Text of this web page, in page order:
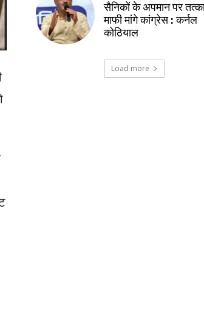
सैनिकों के अपमान पर
माफी मांगे कांग्रेस : कर्नल
कोठियाल
Load more